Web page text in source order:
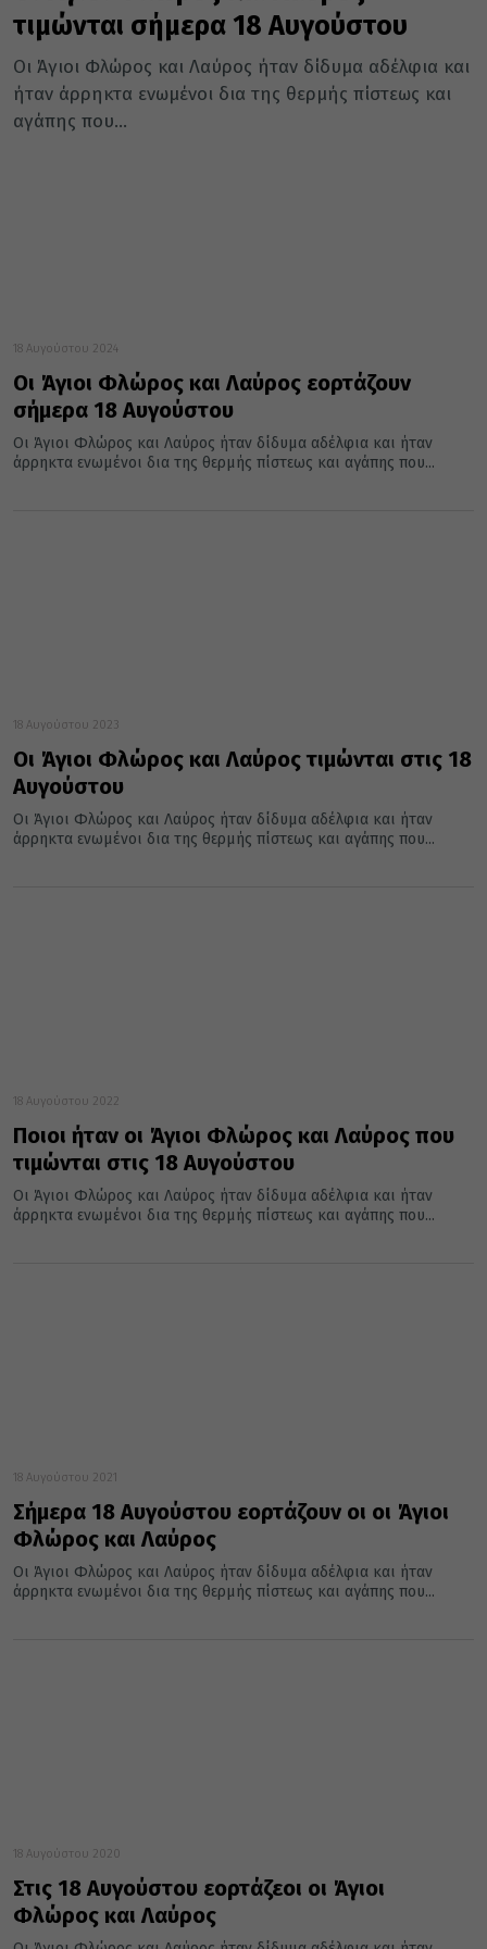
τιμώνται σήμερα 18 Αυγούστου
Οι Άγιοι Φλώρος και Λαύρος ήταν δίδυμα αδέλφια και
ήταν άρρηκτα ενωμένοι δια της θερμής πίστεως και
αγάπης που...
18 Αυγούστου 2024
Οι Άγιοι Φλώρος και Λαύρος εορτάζουν
σήμερα 18 Αυγούστου
Οι Άγιοι Φλώρος και Λαύρος ήταν δίδυμα αδέλφια και ήταν
άρρηκτα ενωμένοι δια της θερμής πίστεως και αγάπης που...
18 Αυγούστου 2023
Οι Άγιοι Φλώρος και Λαύρος τιμώνται στις 18
Αυγούστου
Οι Άγιοι Φλώρος και Λαύρος ήταν δίδυμα αδέλφια και ήταν
άρρηκτα ενωμένοι δια της θερμής πίστεως και αγάπης που...
18 Αυγούστου 2022
Ποιοι ήταν οι Άγιοι Φλώρος και Λαύρος που
τιμώνται στις 18 Αυγούστου
Οι Άγιοι Φλώρος και Λαύρος ήταν δίδυμα αδέλφια και ήταν
άρρηκτα ενωμένοι δια της θερμής πίστεως και αγάπης που...
18 Αυγούστου 2021
Σήμερα 18 Αυγούστου εορτάζουν οι οι Άγιοι
Φλώρος και Λαύρος
Οι Άγιοι Φλώρος και Λαύρος ήταν δίδυμα αδέλφια και ήταν
άρρηκτα ενωμένοι δια της θερμής πίστεως και αγάπης που...
18 Αυγούστου 2020
Στις 18 Αυγούστου εορτάζεοι οι Άγιοι
Φλώρος και Λαύρος